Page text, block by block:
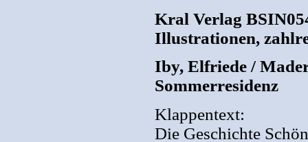
Kral Verlag
Illustrationen,
Iby, Elfriede /
Sommerresidenz
Klappentext:
Die Geschichte